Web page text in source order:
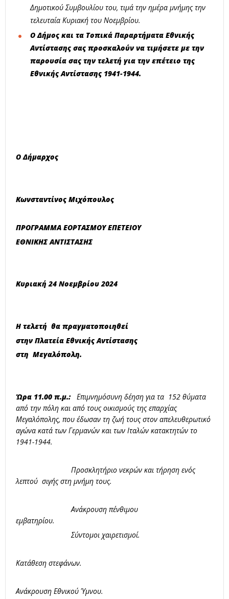
Δημοτικού Συμβουλίου του, τιμά την ημέρα μνήμης την
τελευταία Κυριακή του Νοεμβρίου.
Ο Δήμος και τα Τοπικά Παραρτήματα Εθνικής
Αντίστασης σας προσκαλούν να τιμήσετε με την
παρουσία σας την τελετή για την επέτειο της
Εθνικής Αντίστασης 1941-1944.
Ο Δήμαρχος
Κωνσταντίνος Μιχόπουλος
ΠΡΟΓΡΑΜΜΑ ΕΟΡΤΑΣΜΟΥ ΕΠΕΤΕΙΟΥ
ΕΘΝΙΚΗΣ ΑΝΤΙΣΤΑΣΗΣ
Κυριακή24 Νοεμβρίου 2024
Η τελετή θα πραγματοποιηθεί
στην Πλατεία Εθνικής Αντίστασης
στη Μεγαλόπολη.
Ώρα 11.00 π.μ.:Επιμνημόσυνη δέηση για τα 152 θύματα
από την πόλη και από τους οικισμούς της επαρχίας
Μεγαλόπολης, που έδωσαν τη ζωή τους στον απελευθερωτικό
αγώνα κατά των Γερμανών και των Ιταλών κατακτητών το
1941-1944.
Προσκλητήριο νεκρών και τήρηση ενός
λεπτού σιγής στη μνήμη τους.
Ανάκρουση πένθιμου
εμβατηρίου.
Σύντομοι χαιρετισμοί.
Κατάθεση στεφάνων.
Ανάκρουση Εθνικού Ύμνου.